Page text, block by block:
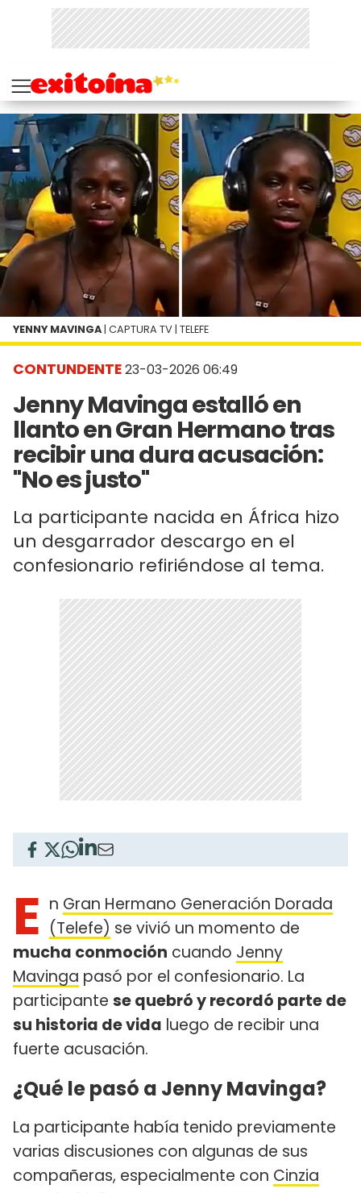
CONTUNDENTE23-03-2026 06:49
Jenny Mavinga estalló en
llanto en Gran Hermano tras
recibir una dura acusación:
"No es justo"
La participante nacida en África hizo
un desgarrador descargo en el
confesionario refiriéndose al tema.
YENNY MAVINGA | CAPTURA TV | TELEFE
E n Gran Hermano Generación Dorada
(Telefe) se vivió un momento de
mucha conmoción cuando Jenny
Mavinga pasó por el confesionario. La
participante se quebró y recordó parte de
su historia de vida luego de recibir una
fuerte acusación.
¿Qué le pasó a Jenny Mavinga?
La participante había tenido previamente
varias discusiones con algunas de sus
compañeras, especialmente con Cinzia